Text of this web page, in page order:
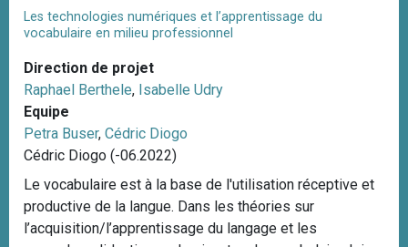
Les technologies numériques et l’apprentissage du
vocabulaire en milieu professionnel
Direction de projet
Raphael Berthele, Isabelle Udry
Equipe
Petra Buser, Cédric Diogo
Cédric Diogo (-06.2022)
Le vocabulaire est à la base de l'utilisation réceptive et
productive de la langue. Dans les théories sur
l’acquisition/l’apprentissage du langage et les